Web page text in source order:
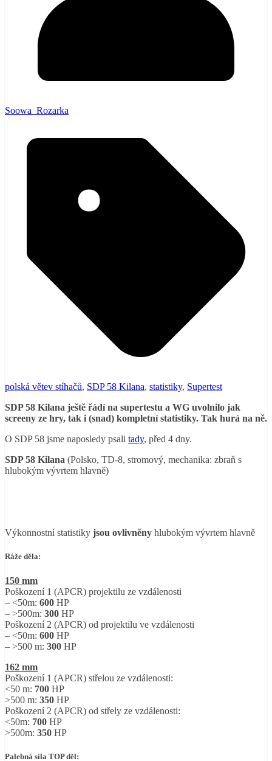
Soowa_Rozarka
polská větev stíhačů, SDP 58 Kilana, statistiky, Supertest
SDP 58 Kilana ještě řádí na supertestu a WG uvolnilo jak
screeny ze hry, tak i (snad) kompletní statistiky. Tak hurá na ně.
O SDP 58 jsme naposledy psali tady, před 4 dny.
SDP 58 Kilana (Polsko, TD-8, stromový, mechanika: zbraň s
hlubokým vývrtem hlavně)
Výkonnostní statistiky jsou ovlivněny hlubokým vývrtem hlavně
Ráže děla:
150 mm
Poškození 1 (APCR) projektilu ze vzdálenosti
– <50m: 600 HP
– >500m: 300 HP
Poškození 2 (APCR) od projektilu ve vzdálenosti
– <50m: 600 HP
– >500 m: 300 HP
162 mm
Poškození 1 (APCR) střelou ze vzdálenosti:
<50 m: 700 HP
>500 m: 350 HP
Poškození 2 (APCR) od střely ze vzdálenosti:
<50m: 700 HP
>500m: 350 HP
Palebná síla TOP děl: